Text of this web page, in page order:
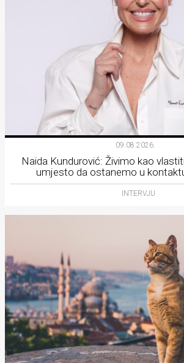
09.08.2026.
Naida Kundurović: Živimo kao
umjesto da ostanemo u
INTERVJU